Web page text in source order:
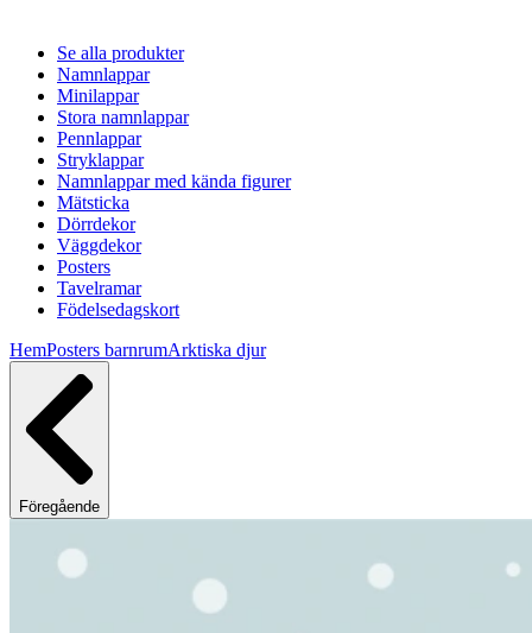
Se alla produkter
Namnlappar
Minilappar
Stora namnlappar
Pennlappar
Stryklappar
Namnlappar med kända figurer
Mätsticka
Dörrdekor
Väggdekor
Posters
Tavelramar
Födelsedagskort
HemPosters barnrumArktiska djur
Föregående